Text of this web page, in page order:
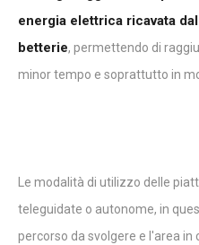
energia elettrica ricavata
betterie, permettendo di
minor tempo e soprattutto in
Le modalità di utilizzo delle
teleguidate o autonome, in
percorso da svolgere e l'area